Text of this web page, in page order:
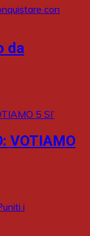
da
VOTIAMO